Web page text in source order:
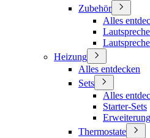
Zubehör
Alles
Heizung
Alles entdecken
Sets
Alles
Starter-Sets
Thermostate